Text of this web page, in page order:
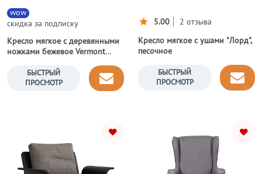
Кресло мягкое с деревянными
ножками бежевое Vermont
wow
скидка за подписку
БЫСТРЫЙ
ПРОСМОТР
Кресло мягкое с ушами "Лорд",
песочное
5.00 2 отзыва
БЫСТРЫЙ
ПРОСМОТР